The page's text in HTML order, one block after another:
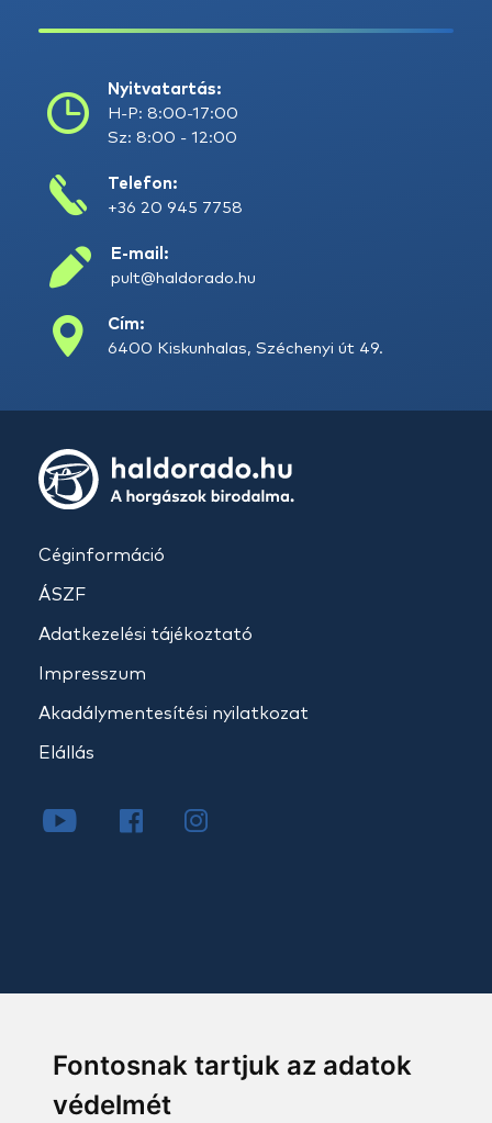
Fontosnak tartjuk az adatok
védelmét
Nyitvatartás:
H-P: 8:00-17:00
Sz: 8:00 - 12:00
Telefon:
+36 20 945 7758
E-mail:
pult@haldorado.hu
Cím:
6400 Kiskunhalas, Széchenyi út 49.
Céginformáció
ÁSZF
Adatkezelési tájékoztató
Impresszum
Akadálymentesítési nyilatkozat
Elállás